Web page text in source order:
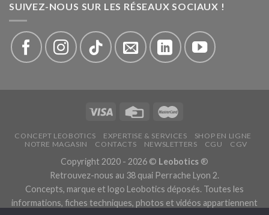
SUIVEZ-NOUS SUR LES RÉSEAUX SOCIAUX !
CONCEPT LEOBOTICS EXPERTISE & SERVICES
SHOP EN LIGNE
NOTRE MAGASIN
CONTACTS NEWSLETTERS CGU CGV
Copyright 2020 - 2026 © Leobotics ®
Retrouvez-nous au 38 quai Perrache Lyon 2.
Concepts, marque et logo Leobotics déposés. Toutes les
informations, fiches techniques, photos et vidéos appartiennent